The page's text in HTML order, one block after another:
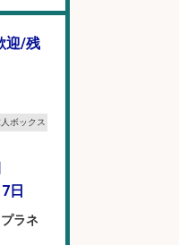
迎/残
ボックス
日
ラネ